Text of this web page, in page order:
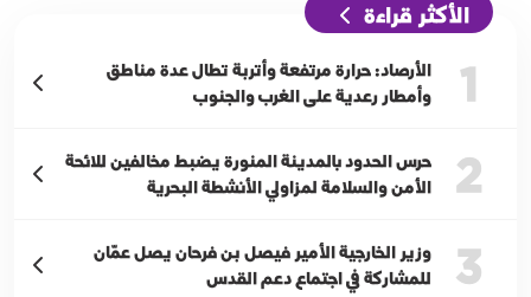
الأكثر قراءة
1
الأرصاد: حرارة مرتفعة وأتربة تطال عدة مناطق
وأمطار رعدية على الغرب والجنوب
2
حرس الحدود بالمدينة المنورة يضبط مخالفين للائحة
الأمن والسلامة لمزاولي الأنشطة البحرية
3
وزير الخارجية الأمير فيصل بن فرحان يصل عمّان
للمشاركة في اجتماع دعم القدس